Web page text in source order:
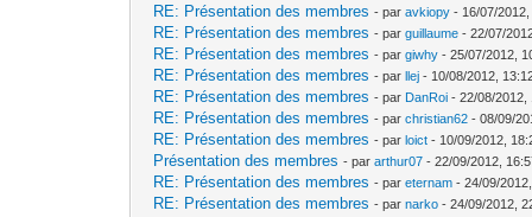
RE: Présentation des membres - paravkiopy - 16/07/
RE: Présentation des membres - parguillaume - 22/07/
RE: Présentation des membres - pargiwhy - 25/07/2012,
RE: Présentation des membres - parllej - 10/08/2012,
RE: Présentation des membres - par DanRoi - 22/08/2012,
RE: Présentation des membres - parchristian62 - 08/09/
RE: Présentation des membres - parloict - 10/09/2012,
Présentation des membres - pararthur07 - 22/09/2012,
RE: Présentation des membres - pareternam - 24/09/
RE: Présentation des membres - parnarko - 24/09/2012,